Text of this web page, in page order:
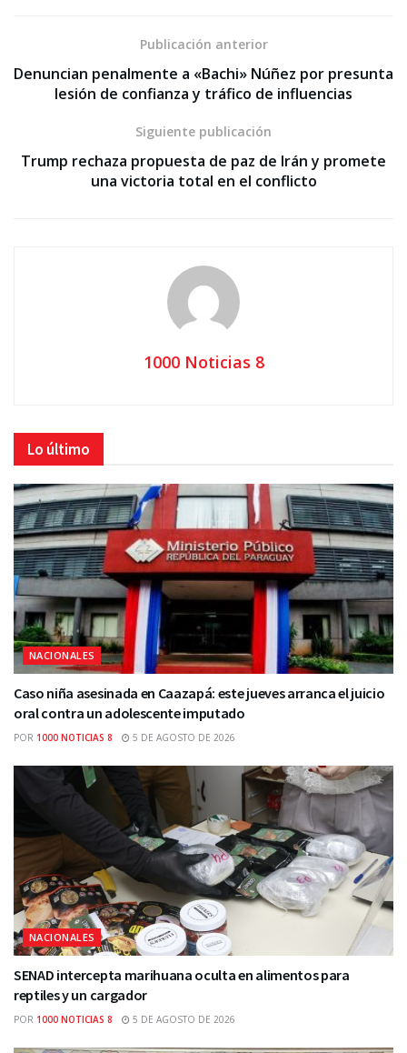
Publicación anterior
Denuncian penalmente a «Bachi» Núñez por presunta
lesión de confianza y tráfico de influencias
Siguiente publicación
Trump rechaza propuesta de paz de Irán y promete
una victoria total en el conflicto
1000 Noticias 8
Lo último
NACIONALES
Caso niña asesinada en Caazapá: este jueves arranca el juicio
oral contra un adolescente imputado
POR 1000 NOTICIAS 8 5 DE AGOSTO DE 2026
NACIONALES
SENAD intercepta marihuana oculta en alimentos para
reptiles y un cargador
POR 1000 NOTICIAS 8 5 DE AGOSTO DE 2026